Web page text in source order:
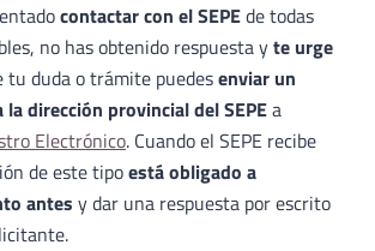
contactar con el SEPEde todas
no has obtenido respuesta yte urge
tu duda o trámite puedesenviar un
dirección provincial del SEPEa
Electrónico. Cuando el SEPE recibe
de este tipoestá obligado a
antes y dar una respuesta por escrito